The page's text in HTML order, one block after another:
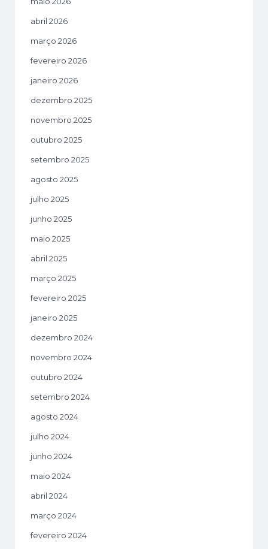
abril 2026
março 2026
fevereiro 2026
janeiro 2026
dezembro 2025
novembro 2025
outubro 2025
setembro 2025
agosto 2025
julho 2025
junho 2025
maio 2025
abril 2025
março 2025
fevereiro 2025
janeiro 2025
dezembro 2024
novembro 2024
outubro 2024
setembro 2024
agosto 2024
julho 2024
junho 2024
maio 2024
abril 2024
março 2024
fevereiro 2024